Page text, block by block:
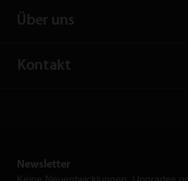
Über uns
Kontakt
Newsletter